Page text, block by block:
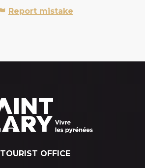
Report mistake
TOURIST OFFICE